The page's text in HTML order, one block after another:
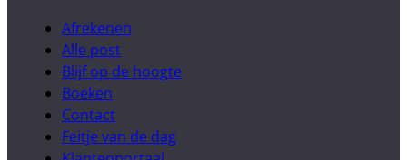
Afrekenen
Alle post
Blijf op de hoogte
Boeken
Contact
Feitje van de dag